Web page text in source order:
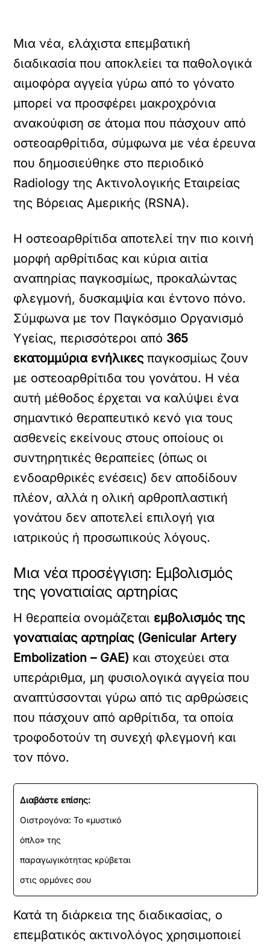
Μια νέα, ελάχιστα επεμβατική
διαδικασία που αποκλείει τα παθολογικά
αιμοφόρα αγγεία γύρω από το γόνατο
μπορεί να προσφέρει μακροχρόνια
ανακούφιση σε άτομα που πάσχουν από
οστεοαρθρίτιδα, σύμφωνα με νέα έρευνα
που δημοσιεύθηκε στο περιοδικό
Radiology της Ακτινολογικής Εταιρείας
της Βόρειας Αμερικής (RSNA).
Η οστεοαρθρίτιδα αποτελεί την πιο κοινή
μορφή αρθρίτιδας και κύρια αιτία
αναπηρίας παγκοσμίως, προκαλώντας
φλεγμονή, δυσκαμψία και έντονο πόνο.
Σύμφωνα με τον Παγκόσμιο Οργανισμό
Υγείας, περισσότεροι από 365
εκατομμύρια ενήλικεςπαγκοσμίως ζουν
με οστεοαρθρίτιδα του γονάτου. Η νέα
αυτή μέθοδος έρχεται να καλύψει ένα
σημαντικό θεραπευτικό κενό για τους
ασθενείς εκείνους στους οποίους οι
συντηρητικές θεραπείες (όπως οι
ενδοαρθρικές ενέσεις) δεν αποδίδουν
πλέον, αλλά η ολική αρθροπλαστική
γονάτου δεν αποτελεί επιλογή για
ιατρικούς ή προσωπικούς λόγους.
Μια νέα προσέγγιση: Εμβολισμός
της γονατιαίας αρτηρίας
Η θεραπεία ονομάζεται εμβολισμός της
γονατιαίας αρτηρίας (Genicular Artery
Embolization – GAE) και στοχεύει στα
υπεράριθμα, μη φυσιολογικά αγγεία που
αναπτύσσονται γύρω από τις αρθρώσεις
που πάσχουν από αρθρίτιδα, τα οποία
τροφοδοτούν τη συνεχή φλεγμονή και
τον πόνο.
Διαβάστε επίσης:
Οιστρογόνα: Το «μυστικό
όπλο» της
παραγωγικότητας κρύβεται
στις ορμόνες σου
Κατά τη διάρκεια της διαδικασίας, ο
επεμβατικός ακτινολόγος χρησιμοποιεί